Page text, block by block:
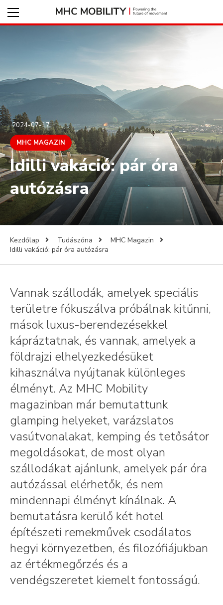
2024-07-17
MHC MAGAZIN
Idilli vakáció: pár óra
autózásra
Kezdőlap Tudászóna
MHC Magazin
Idilli vakáció: pár óra autózásra
Vannak szállodák, amelyek speciális
területre fókuszálva próbálnak kitűnni,
mások luxus-berendezésekkel
kápráztatnak, és vannak, amelyek a
földrajzi elhelyezkedésüket
kihasználva nyújtanak különleges
élményt. Az MHC Mobility
magazinban már bemutattunk
glamping helyeket, varázslatos
vasútvonalakat, kemping és tetősátor
megoldásokat, de most olyan
szállodákat ajánlunk, amelyek pár óra
autózással elérhetők, és nem
mindennapi élményt kínálnak. A
bemutatásra kerülő két hotel
építészeti remekművek csodálatos
hegyi környezetben, és filozófiájukban
az értékmegőrzés és a
vendégszeretet kiemelt fontosságú.